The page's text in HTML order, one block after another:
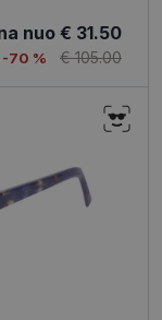
nuo€ 31.50
-70 % € 105.00